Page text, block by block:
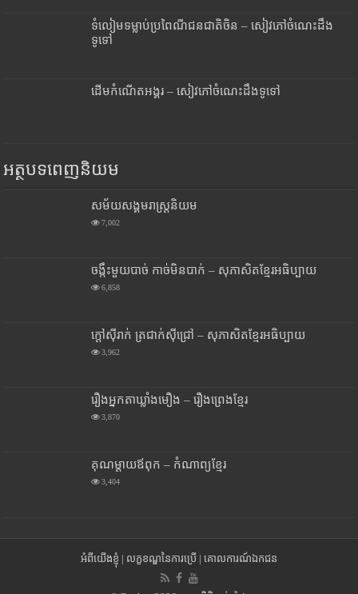
ទំលៀមទម្លាប់ប្រពៃណីជនជាតិចិន – សៀវភៅចំណេះដឹង
ទូទៅ
ដើមកំណើតអង្គរ – សៀវភៅចំណេះដឹងទូទៅ
អត្ថបទពេញនិយម
សម័យសង្គមរាស្រ្តនិយម
7,002
ចង្កឹះមួយបាច់ កាច់មិនបាក់ – សុភាសិតខ្មែរអធិប្បាយ
6,858
ក្តៅស៊ីរាក់ ត្រជាក់ស៊ីជ្រៅ – សុភាសិតខ្មែរអធិប្បាយ
3,962
រឿងអ្នកតាឃ្លាំងមឿង – រឿងព្រេងខ្មែរ
3,870
គុណម្តាយឪពុក – កំណាព្យខ្មែរ
3,404
អំពីយើងខ្ញុំ | លក្ខខណ្ឌនៃការប្រើ | គោលការណ៍ឯកជន